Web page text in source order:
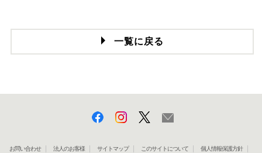
一覧に戻る
お問い合わせ 法人のお客様 サイトマップ このサイトについて 個人情報保護方針